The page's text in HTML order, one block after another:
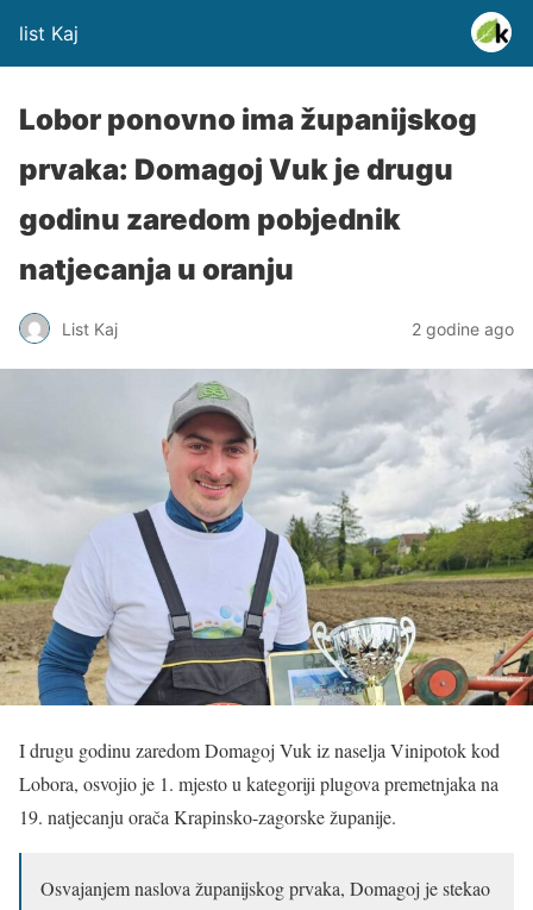
list Kaj
Lobor ponovno ima županijskog
prvaka: Domagoj Vuk je drugu
godinu zaredom pobjednik
natjecanja u oranju
List Kaj 2 godine ago
I drugu godinu zaredom Domagoj Vuk iz naselja Vinipotok kod
Lobora, osvojio je 1. mjesto u kategoriji plugova premetnjaka na
19. natjecanju orača Krapinsko-zagorske županije.
Osvajanjem naslova županijskog prvaka, Domagoj je stekao